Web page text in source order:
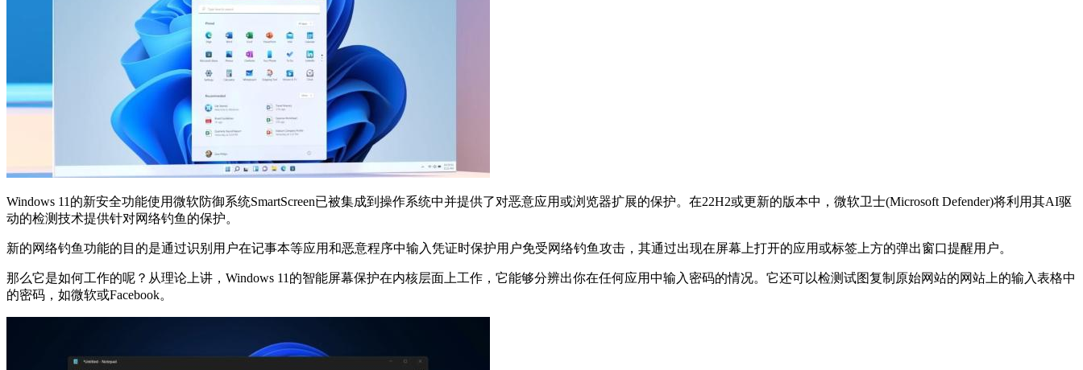
Windows 11的新安全功能使用微软防御系统SmartScreen已被集成到操作系统中并提供了对恶意应用或浏览器扩展的保护。在22H2或更新的版本中，微软卫士(Microsoft Defender)将利用其AI驱
动的检测技术提供针对网络钓鱼的保护。
新的网络钓鱼功能的目的是通过识别用户在记事本等应用和恶意程序中输入凭证时保护用户免受网络钓鱼攻击，其通过出现在屏幕上打开的应用或标签上方的弹出窗口提醒用户。
那么它是如何工作的呢？从理论上讲，Windows 11的智能屏幕保护在内核层面上工作，它能够分辨出你在任何应用中输入密码的情况。它还可以检测试图复制原始网站的网站上的输入表格中
的密码，如微软或Facebook。